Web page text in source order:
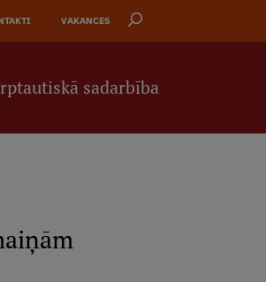
VAKANCES
sadarbība